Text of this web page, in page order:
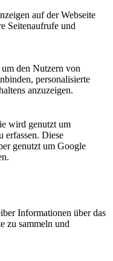
auf der Webseite
Seitenaufrufe und
den Nutzern von
personalisierte
anzuzeigen.
wird genutzt um
erfassen. Diese
genutzt um Google
Informationen über das
zu sammeln und